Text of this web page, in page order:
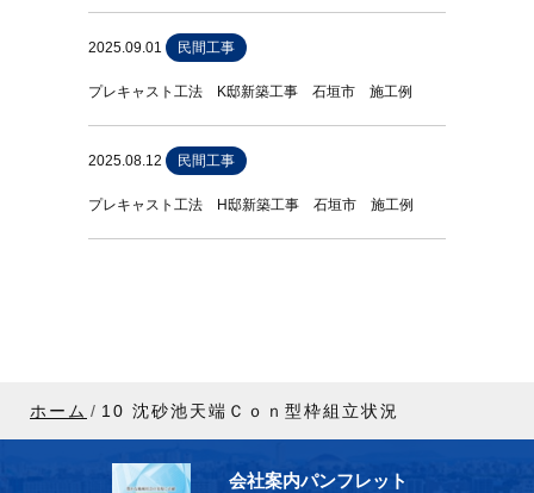
2025.09.01 民間工事
プレキャスト工法 K邸新築工事 石垣市 施工例
2025.08.12 民間工事
プレキャスト工法 H邸新築工事 石垣市 施工例
ホーム 10 沈砂池天端Ｃｏｎ型枠組⽴状況
会社案内パンフレット